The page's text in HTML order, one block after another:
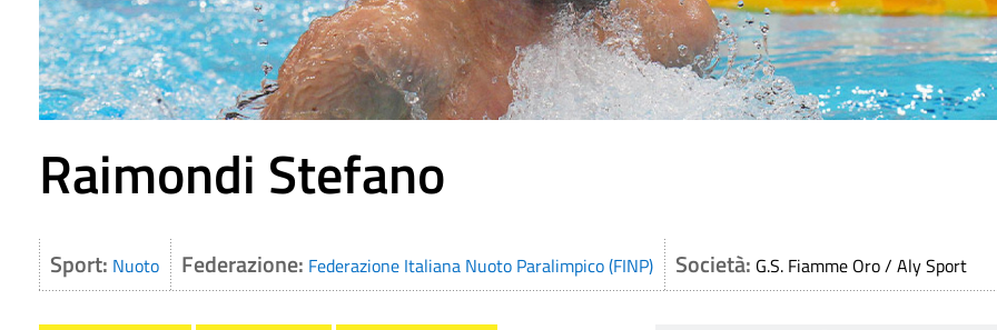
Raimondi Stefano
Sport: Nuoto Federazione: Federazione Italiana Nuoto Paralimpico (FINP) Società: G.S. Fiamme Oro / Aly Sport